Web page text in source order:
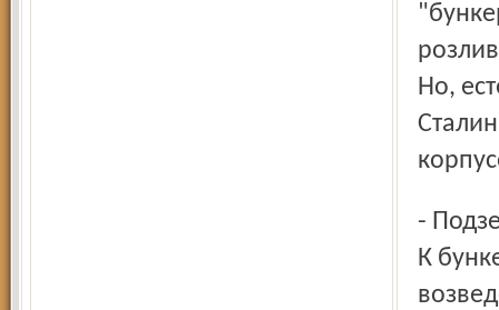
Но,
- Подземелье строили по ночам, - рассказывает Бурцев. -
К